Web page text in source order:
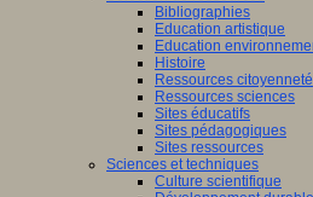
Bibliographies
Education artistique
Education
Histoire
Ressources citoyenneté
Ressources sciences
Sites éducatifs
Sites pédagogiques
Sites ressources
Sciences et techniques
Culture scientifique